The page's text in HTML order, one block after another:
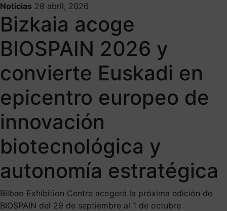
Noticias 28 abril, 2026
Bizkaia acoge
BIOSPAIN 2026 y
convierte Euskadi en
epicentro europeo de
innovación
biotecnológica y
autonomía estratégica
Bilbao Exhibition Centre acogerá la próxima edición de
BIOSPAIN del 29 de septiembre al 1 de octubre